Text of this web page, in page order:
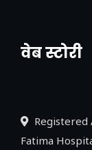
वेब स्टोरी
नया
Registered
Fatima